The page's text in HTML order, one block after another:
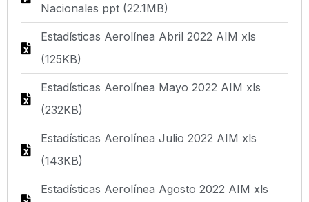
Nacionales ppt (22.1MB)
Estadísticas Aerolínea Abril 2022 AIM xls
(125KB)
Estadísticas Aerolínea Mayo 2022 AIM xls
(232KB)
Estadísticas Aerolínea Julio 2022 AIM xls
(143KB)
Estadísticas Aerolínea Agosto 2022 AIM xls